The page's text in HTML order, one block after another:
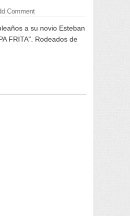
Comment
a su novio Esteban
FRITA". Rodeados de